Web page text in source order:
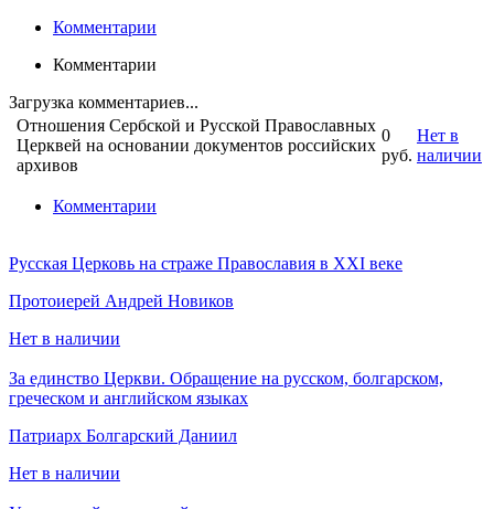
Комментарии
Комментарии
Загрузка комментариев...
Отношения Сербской и Русской Православных
Церквей на основании документов российских
архивов
0
руб.
Нет в
наличии
Комментарии
Русская Церковь на страже Православия в XXI веке
Протоиерей Андрей Новиков
Нет в наличии
За единство Церкви. Обращение на русском, болгарском,
греческом и английском языках
Патриарх Болгарский Даниил
Нет в наличии